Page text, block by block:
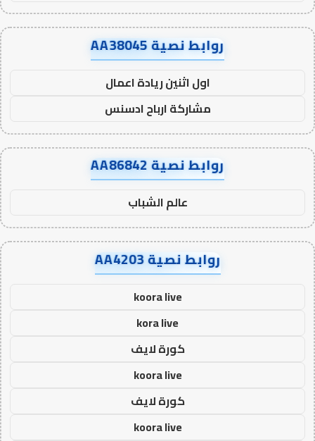
روابط نصية AA38045
اول اثنين ريادة اعمال
مشاركة ارباح ادسنس
روابط نصية AA86842
عالم الشباب
روابط نصية AA4203
koora live
kora live
كورة لايف
koora live
كورة لايف
koora live